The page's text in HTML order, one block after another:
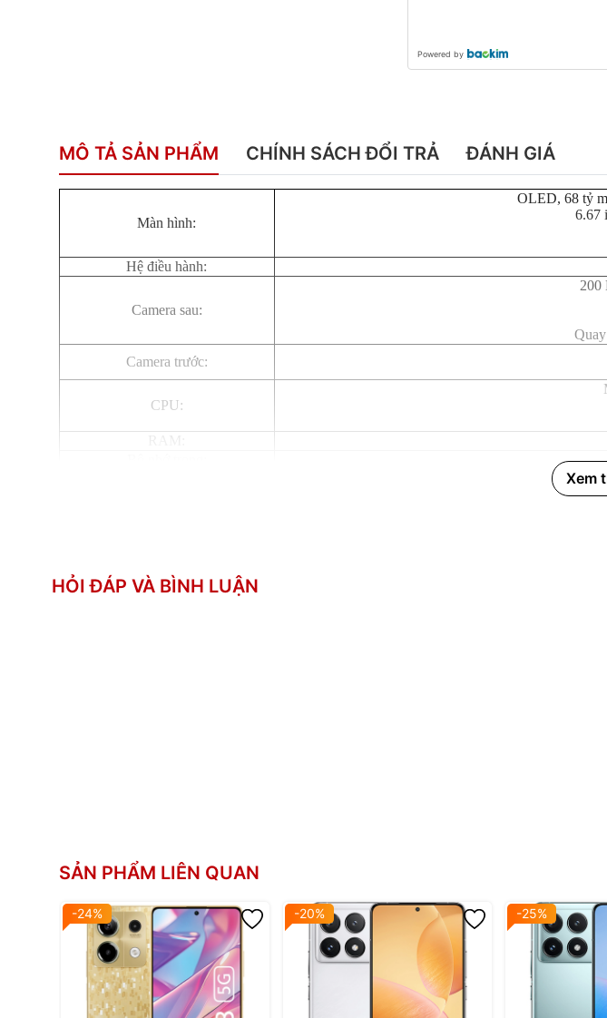
Powered by
MÔ TẢ SẢN PHẨM CHÍNH SÁCH ĐỔI TRẢ ĐÁNH GIÁ
Màn hình:
OLED, 68 tỷ
6.67
Hệ điều hành:
Camera sau:
200
Camera trước:
CPU:
Thiết kế:
Xem
HỎI ĐÁP VÀ BÌNH LUẬN
SẢN PHẨM LIÊN QUAN
-24% -20% -25%